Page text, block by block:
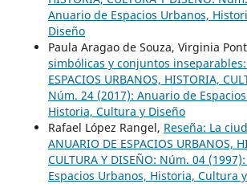
Anuario de Espacios Urbanos,
Diseño
Paula Aragao de Souza, Virginia
simbólicas y conjuntos inseparables:
ESPACIOS URBANOS, HISTORIA,
Núm. 24 (2017): Anuario de
Historia, Cultura y Diseño
Rafael López Rangel, Reseña: La
ANUARIO DE ESPACIOS URBANOS,
CULTURA Y DISEÑO: Núm. 04
Espacios Urbanos, Historia, Cultura